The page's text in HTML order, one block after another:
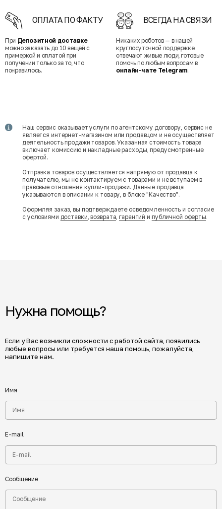
ОПЛАТА ПО ФАКТУ
При Депозитной доставке
можно заказать до 10 вещей с
примеркой и оплатой при
получении только за то, что
понравилось.
ВСЕГДА НА СВЯЗИ
Никаких роботов — в нашей
круглосуточной поддержке
отвечают живые люди, готовые
помочь по любым вопросам в
онлайн-чате Telegram.
Наш сервис оказывает услуги по агентскому договору, сервис не
является интернет-магазином или продавцом и не осуществляет
деятельность продажи товаров. Указанная стоимость товара
включает комиссию и накладные расходы, предусмотренные
офертой.
Отправка товаров осуществляется напрямую от продавца к
получателю, мы не контактируем с товарами и не вступаем в
правовые отношения купли-продажи. Данные продавца
указываются в описании к товару, в блоке "Качество".
Оформляя заказ, вы подтверждаете осведомленность и согласие
с условиями доставки ,возврата ,гарантий и публичной оферты.
Нужна помощь?
Если у Вас возникли сложности с работой сайта, появились
любые вопросы или требуется наша помощь, пожалуйста,
напишите нам.
Имя
E-mail
Сообщение